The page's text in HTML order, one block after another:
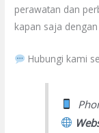
perawatan dan
kapan saja
Hubungi kami